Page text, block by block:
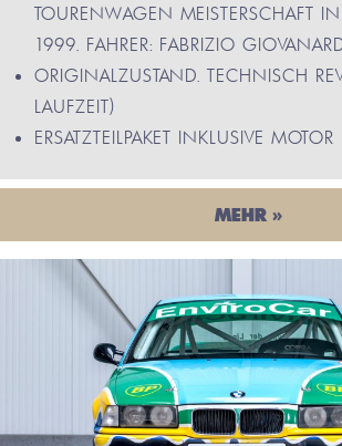
TOURENWAGEN MEISTERSCHAFT
1999. FAHRER: FABRIZIO
ORIGINALZUSTAND. TECHNISCH
LAUFZEIT)
ERSATZTEILPAKET INKLUSIVE MOTOR
MEHR »